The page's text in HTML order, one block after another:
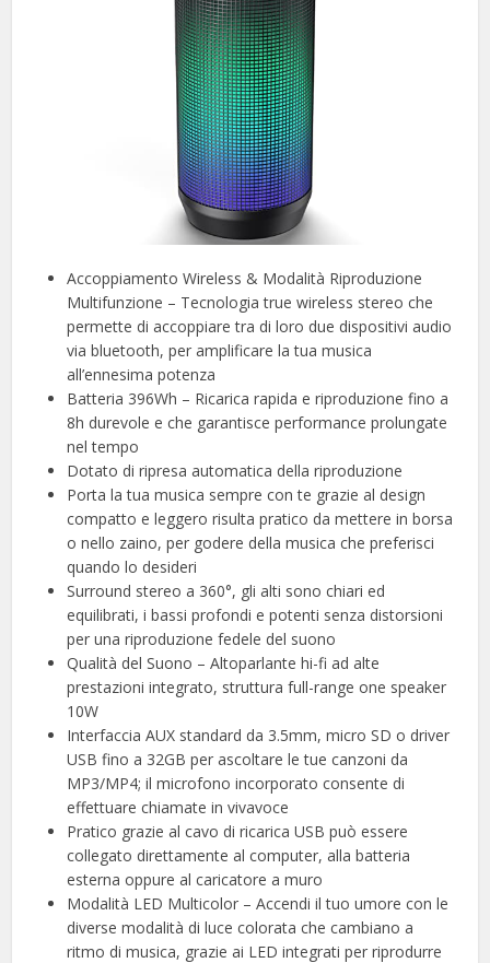
Accoppiamento Wireless & Modalità Riproduzione
Multifunzione – Tecnologia true wireless stereo che
permette di accoppiare tra di loro due dispositivi audio
via bluetooth, per amplificare la tua musica
all’ennesima potenza
Batteria 396Wh – Ricarica rapida e riproduzione fino a
8h durevole e che garantisce performance prolungate
nel tempo
Dotato di ripresa automatica della riproduzione
Porta la tua musica sempre con te grazie al design
compatto e leggero risulta pratico da mettere in borsa
o nello zaino, per godere della musica che preferisci
quando lo desideri
Surround stereo a 360°, gli alti sono chiari ed
equilibrati, i bassi profondi e potenti senza distorsioni
per una riproduzione fedele del suono
Qualità del Suono – Altoparlante hi-fi ad alte
prestazioni integrato, struttura full-range one speaker
10W
Interfaccia AUX standard da 3.5mm, micro SD o driver
USB fino a 32GB per ascoltare le tue canzoni da
MP3/MP4; il microfono incorporato consente di
effettuare chiamate in vivavoce
Pratico grazie al cavo di ricarica USB può essere
collegato direttamente al computer, alla batteria
esterna oppure al caricatore a muro
Modalità LED Multicolor – Accendi il tuo umore con le
diverse modalità di luce colorata che cambiano a
ritmo di musica, grazie ai LED integrati per riprodurre